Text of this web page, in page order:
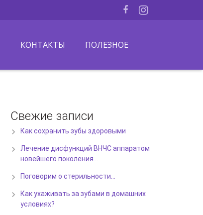
КОНТАКТЫ ПОЛЕЗНОЕ
Свежие записи
Как сохранить зубы здоровыми
Лечение дисфункций ВНЧС аппаратом
новейшего поколения…
Поговорим о стерильности…
Как ухаживать за зубами в домашних
условиях?